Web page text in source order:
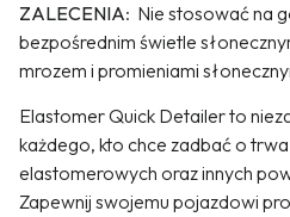
ZALECENIA: Nie stosować na
bezpośrednim świetle
mrozem i promieniami
Elastomer Quick Detailer to
każdego, kto chce zadbać o
elastomerowych oraz innych
Zapewnij swojemu pojazdowi